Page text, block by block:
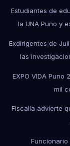
Estudiantes de
la UNA Puno y
Exdirigentes de
las
EXPO VIDA
mil
Fiscalía advierte
Funcionario